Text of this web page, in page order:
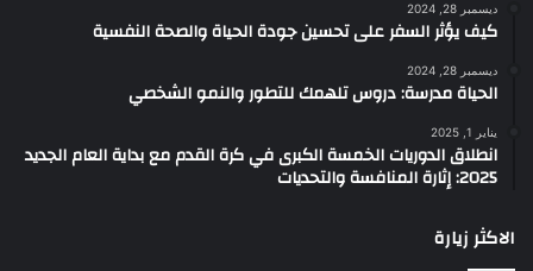
ديسمبر 28, 2024
كيف يؤثر السفر على تحسين جودة الحياة والصحة النفسية
ديسمبر 28, 2024
الحياة مدرسة: دروس تلهمك للتطور والنمو الشخصي
يناير 1, 2025
انطلاق الدوريات الخمسة الكبرى في كرة القدم مع بداية العام الجديد
2025: إثارة المنافسة والتحديات
الاكثر زيارة